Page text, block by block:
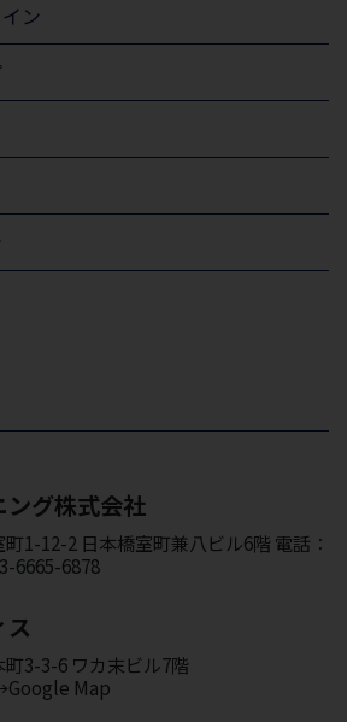
ン
ング株式会社
1-12-2 日本橋室町兼八ビル6階 電話：
6665-6878
ス
3-3-6 ワカ末ビル7階
Map